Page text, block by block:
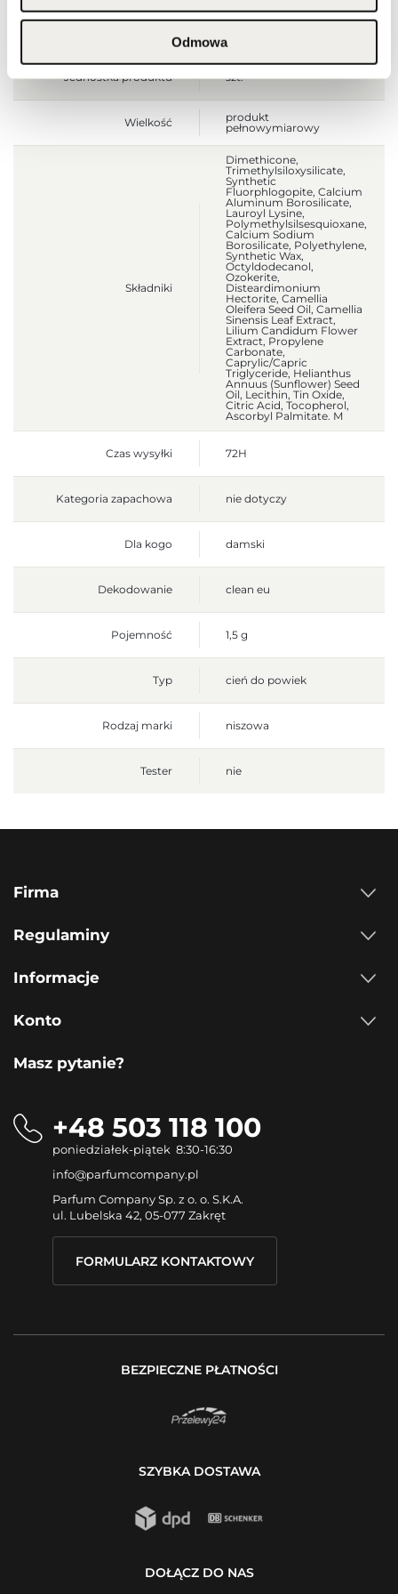
Odmowa
Jednostka produktu szt.
Wielkość
produkt
pełnowymiarowy
Składniki
Dimethicone,
Trimethylsiloxysilicate,
Synthetic
Fluorphlogopite, Calcium
Aluminum Borosilicate,
Lauroyl Lysine,
Polymethylsilsesquioxane,
Calcium Sodium
Borosilicate, Polyethylene,
Synthetic Wax,
Octyldodecanol,
Ozokerite,
Disteardimonium
Hectorite, Camellia
Oleifera Seed Oil, Camellia
Sinensis Leaf Extract,
Lilium Candidum Flower
Extract, Propylene
Carbonate,
Caprylic/Capric
Triglyceride, Helianthus
Annuus (Sunflower) Seed
Oil, Lecithin, Tin Oxide,
Citric Acid, Tocopherol,
Ascorbyl Palmitate. M
Czas wysyłki 72H
Kategoria zapachowa nie dotyczy
Dla kogo damski
Dekodowanie clean eu
Pojemność 1,5 g
Typ cień do powiek
Rodzaj marki niszowa
Tester nie
Firma
Regulaminy
Informacje
Konto
Masz pytanie?
+48 503 118 100
poniedziałek-piątek 8:30-16:30
info@parfumcompany.pl
Parfum Company Sp. z o. o. S.K.A.
ul. Lubelska 42, 05-077 Zakręt
FORMULARZ KONTAKTOWY
BEZPIECZNE PŁATNOŚCI
SZYBKA DOSTAWA
DOŁĄCZ DO NAS